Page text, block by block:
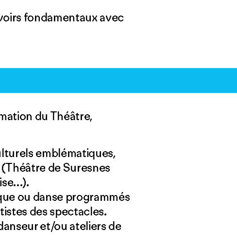
fondamentaux avec
du Théâtre,
emblématiques,
de Suresnes
ou danse programmés
des spectacles.
et/ou ateliers de